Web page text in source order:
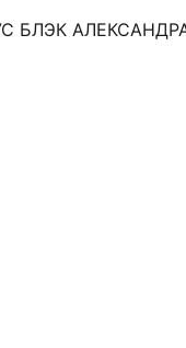
БЛЭК АЛЕКСАНДРА